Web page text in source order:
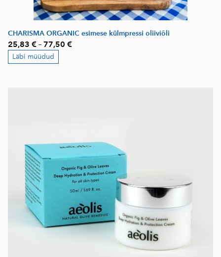
CHARISMA ORGANIC esimese külmpressi oliiviõli
25,83 € – 77,50 €
Läbi müüdud